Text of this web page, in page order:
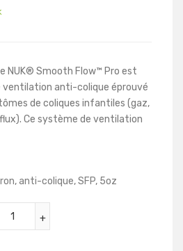
NUK® Smooth Flow™ Pro est
anti-colique éprouvé
de coliques infantiles (gaz,
Ce système de ventilation
,anti-colique,SFP, 5oz